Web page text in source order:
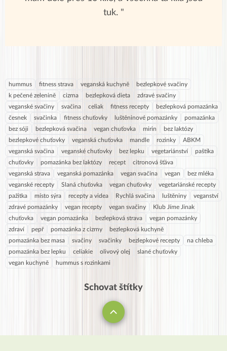
tuk. "
hummus fitness strava veganská kuchyně
bezlepkové svačiny
k pečené zelenině
cizrna bezlepková dieta
zdravé svačiny
veganské svačiny
svačina celiak fitness recepty
bezlepková pomazánka
česnek
svačinka fitness chuťovky luštěninové pomazánky
pomazánka
bez sóji
bezlepková svačina vegan chuťovka mirin
bez laktózy
bezlepkové chuťovky
veganská chuťovka mandle rozinky
ABKM
veganská svačina
veganské chuťovky bez lepku vegetariánství
paštika
chuťovky
pomazánka bez laktózy recept
citronová šťáva
veganská strava
veganská pomazánka vegan svačina vegan
bez mléka
veganské recepty
Slaná chuťovka vegan chuťovky
vegetariánské recepty
pažitka
místo sýra recepty a videa Rychlá svačina luštěniny
veganství
zdravé pomazánky
vegan recepty vegan svačiny
Klub Jíme Jinak
chuťovka
vegan pomazánka bezlepková strava
vegan pomazánky
zdraví
pepř pomazánka z cizrny
bezlepková kuchyně
pomazánka bez masa
svačiny svačinky bezlepkové recepty
na chleba
pomazánka bez lepku
celiakie olivový olej
slané chuťovky
vegan kuchyně
hummus s rozinkami
Schovat štítky